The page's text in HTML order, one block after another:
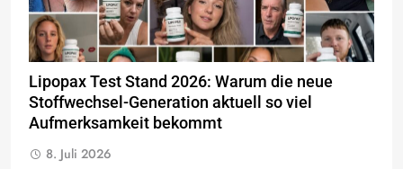
Lipopax Test Stand 2026: Warum die neue
Stoffwechsel-Generation aktuell so viel
Aufmerksamkeit bekommt
8. Juli 2026